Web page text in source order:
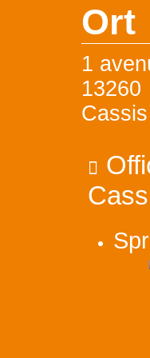
Ort
1
13260
Cassis